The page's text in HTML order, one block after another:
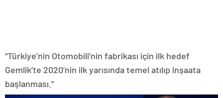
“Türkiye’nin Otomobili’nin fabrikası için ilk hedef
Gemlik’te 2020’nin ilk yarısında temel atılıp inşaata
başlanması.”